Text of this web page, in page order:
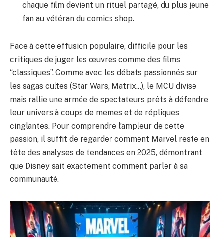
chaque film devient un rituel partagé, du plus jeune
fan au vétéran du comics shop.
Face à cette effusion populaire, difficile pour les
critiques de juger les œuvres comme des films
“classiques”. Comme avec les débats passionnés sur
les sagas cultes (Star Wars, Matrix…), le MCU divise
mais rallie une armée de spectateurs prêts à défendre
leur univers à coups de memes et de répliques
cinglantes. Pour comprendre l’ampleur de cette
passion, il suffit de regarder comment Marvel reste en
tête des analyses de tendances en 2025, démontrant
que Disney sait exactement comment parler à sa
communauté.